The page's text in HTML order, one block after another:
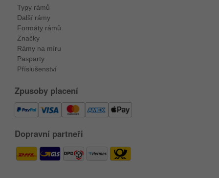
Typy rámů
Další rámy
Formáty rámů
Značky
Rámy na míru
Pasparty
Příslušenství
Zpusoby placení
Dopravní partneři